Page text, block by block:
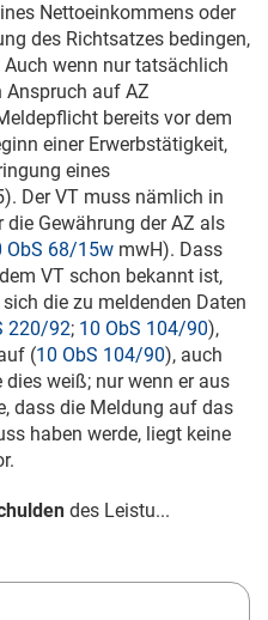
Nettoeinkommens oder
des Richtsatzes bedingen,
Auch wenn nur tatsächlich
auf AZ
bereits vor dem
einer Erwerbstätigkeit,
eines
Der VT muss nämlich in
die Gewährung der AZ als
ObS 68/15w mwH). Dass
VT schon bekannt ist,
die zu meldenden Daten
220/92; 10 ObS 104/90),
(10 ObS 104/90), auch
weiß; nur wenn er aus
dass die Meldung auf das
haben werde, liegt keine
des Leistu...